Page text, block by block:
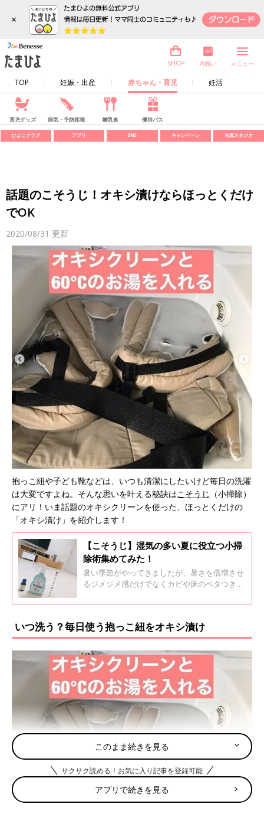
×
TOP 妊娠・出産 赤ちゃん・育児 妊活
SHOP 内祝い メニュー
育児グッズ 病気・予防接種 離乳食 優待パス
ひよこクラブ アプリ SNS キャンペーン 写真スタジオ
話題のこそうじ！オキシ漬けならほっとくだけ
でOK
2020/08/31 更新
抱っこ紐や子ども靴などは、いつも清潔にしたいけど毎日の洗濯
は大変ですよね。そんな思いを叶える秘訣はこそうじ （小掃除）
にアリ！いま話題のオキシクリーンを使った、ほっとくだけの
「オキシ漬け」を紹介します！
【こそうじ】湿気の多い夏に役立つ小掃
除術集めてみた！
暑い季節がやってきましたが、暑さを倍増させ
るジメジメ感だけでなくカビや床のベタつきな
ね。今回はインスタから湿気の多い夏に役立つ
後までご覧くださいね。
いつ洗う？毎日使う抱っこ紐をオキシ漬け
このまま続きを見る
サクサク読める！お気に入り記事を登録可能
アプリで続きを見る